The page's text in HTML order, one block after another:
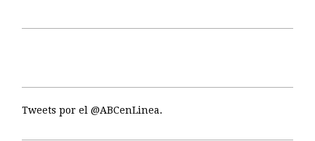
Tweets por el @ABCenLinea.